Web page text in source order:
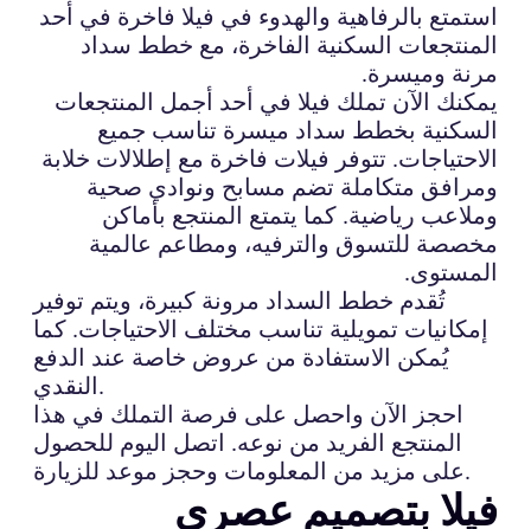
استمتع بالرفاهية والهدوء في فيلا فاخرة في أحد
المنتجعات السكنية الفاخرة، مع خطط سداد
مرنة وميسرة.
يمكنك الآن تملك فيلا في أحد أجمل المنتجعات
السكنية بخطط سداد ميسرة تناسب جميع
الاحتياجات. تتوفر فيلات فاخرة مع إطلالات خلابة
ومرافق متكاملة تضم مسابح ونوادي صحية
وملاعب رياضية. كما يتمتع المنتجع بأماكن
مخصصة للتسوق والترفيه، ومطاعم عالمية
المستوى.
تُقدم خطط السداد مرونة كبيرة، ويتم توفير
إمكانيات تمويلية تناسب مختلف الاحتياجات. كما
يُمكن الاستفادة من عروض خاصة عند الدفع
النقدي.
احجز الآن واحصل على فرصة التملك في هذا
المنتجع الفريد من نوعه. اتصل اليوم للحصول
على مزيد من المعلومات وحجز موعد للزيارة.
فيلا بتصميم عصري